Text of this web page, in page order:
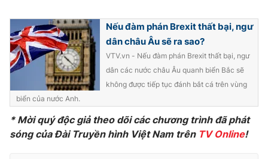
Photo Infographic
Video Shorts video
VTV Money VTV Thể thao
VTV Sức khoẻ Bất động sản
Nếu đàm phán Brexit thất bại, ngư
dân châu Âu sẽ ra sao?
VTV.vn - Nếu đàm phán Brexit thất bại, ngư
dân các nước châu Âu quanh biển Bắc sẽ
không được tiếp tục đánh bắt cá trên vùng
biển của nước Anh.
*Mời quý độc giả theo dõi các chươngtrình đã phát
sóng của Đài Truyền hình Việt Nam trên TV Online!